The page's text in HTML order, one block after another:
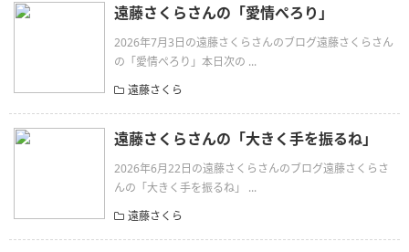
遠藤さくらさんの「愛情ぺろり」
2026年7月3日の遠藤さくらさんのブログ遠藤さくらさん
の「愛情ぺろり」本日次の ...
遠藤さくら
遠藤さくらさんの「大きく手を振るね」
2026年6月22日の遠藤さくらさんのブログ遠藤さくらさ
んの「大きく手を振るね」 ...
遠藤さくら